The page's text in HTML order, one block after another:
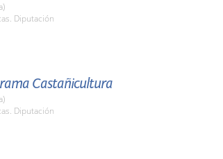
Diputación
Castañicultura
Diputación